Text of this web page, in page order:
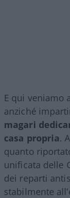
E qui veniamo
anziché
magari
casa propria.
quanto
unificata delle
dei reparti
stabilmente